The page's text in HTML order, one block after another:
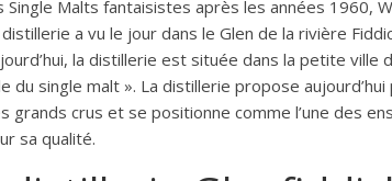
Malts fantaisistes après les années 1960,
a vu le jour dans le Glen de la rivière
la distillerie est située dans la petite
du single malt ». La distillerie propose aujourd’hui
grands crus et se positionne comme l’une des
sa qualité.